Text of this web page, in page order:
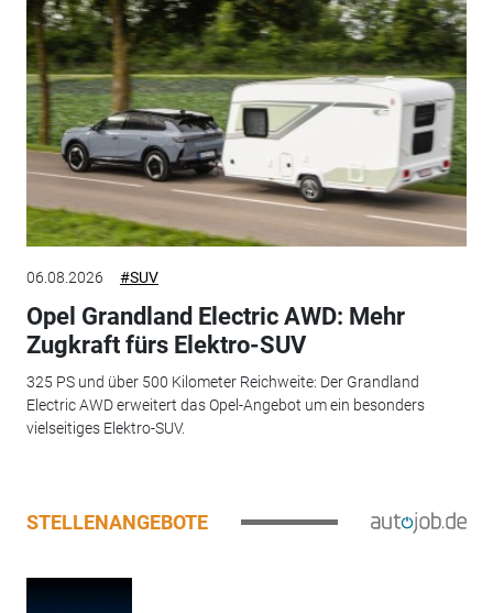
06.08.2026 #SUV
Opel Grandland Electric AWD: Mehr
Zugkraft fürs Elektro-SUV
325 PS und über 500 Kilometer Reichweite: Der Grandland
Electric AWD erweitert das Opel-Angebot um ein besonders
vielseitiges Elektro-SUV.
STELLENANGEBOTE